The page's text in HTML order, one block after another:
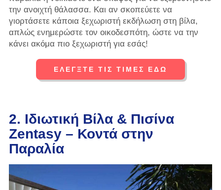
την ανοιχτή θάλασσα. Και αν σκοπεύετε να
γιορτάσετε κάποια ξεχωριστή εκδήλωση στη βίλα,
απλώς ενημερώστε τον οικοδεσπότη, ώστε να την
κάνει ακόμα πιο ξεχωριστή για εσάς!
ΕΛΈΓΞΤΕ ΤΙΣ ΤΙΜΈΣ ΕΔΏ
2. Ιδιωτική Βίλα & Πισίνα
Zentasy – Κοντά στην
Παραλία